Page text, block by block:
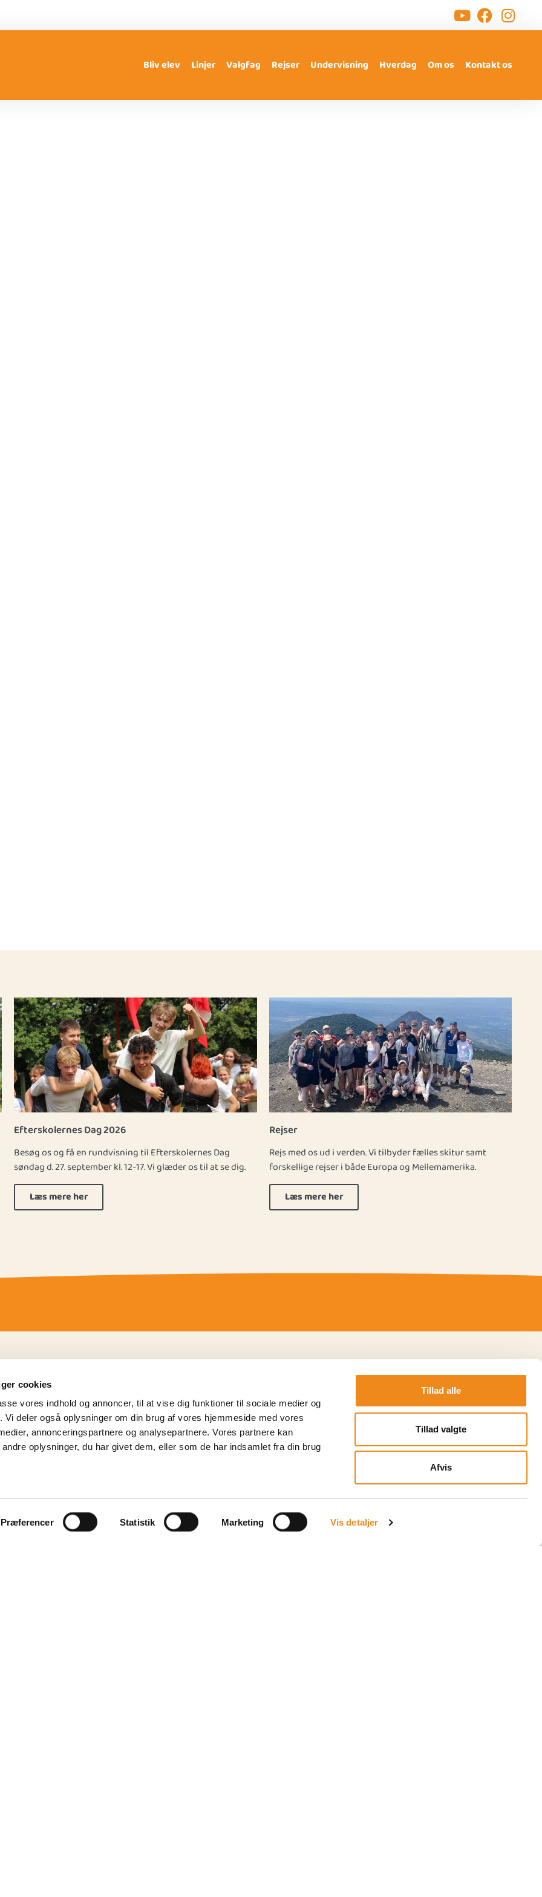
cookies
vores indhold og annoncer, til at vise dig funktioner til sociale medier og
deler også oplysninger om din brug af vores hjemmeside med vores
annonceringspartnere og analysepartnere. Vores partnere kan
oplysninger, du har givet dem, eller som de har indsamlet fra din brug
Præferencer Statistik Marketing Vis detaljer
Tillad alle
Tillad valgte
Afvis
Bliv elev Linjer Valgfag Rejser Undervisning Hverdag Om os Kontakt os
Efterskolernes Dag 2026
Besøg os og få en rundvisning til Efterskolernes Dag
søndag d. 27. september kl. 12-17. Vi glæder os til at se dig.
Læs mere her
Rejser
Rejs med os ud i verden. Vi tilbyder fælles skitur samt
forskellige rejser i både Europa og Mellemamerika.
Læs mere her